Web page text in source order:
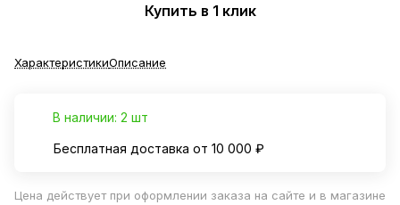
Купить в 1 клик
ХарактеристикиОписание
В наличии: 2 шт
Бесплатная доставка от 10 000 ₽
Цена действует при оформлении заказа на сайте и в магазине